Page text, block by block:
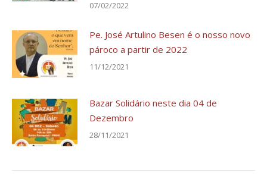
07/02/2022
Pe. José Artulino Besen é o nosso novo
pároco a partir de 2022
11/12/2021
Bazar Solidário neste dia 04 de
Dezembro
28/11/2021